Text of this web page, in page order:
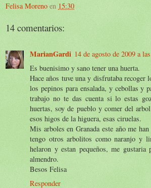
Felisa Moreno en 15:30
14 comentarios:
MarianGardi 14 de agosto de 2009 a
Es buenisimo y sano tener una huerta.
Hace años tuve una y disfrutaba recoger
los pepinos para ensalada, y cebollas y
trabajo no te das cuenta si lo estas
huertas, soy de pueblo y comer del
esos higos de la higuera, esas ciruelas.
Mis arboles en Granada este año me
tengo otros arbolitos como naranjo y
helaron y estan pequeños, me
almendro.
Besos Felisa
Responder